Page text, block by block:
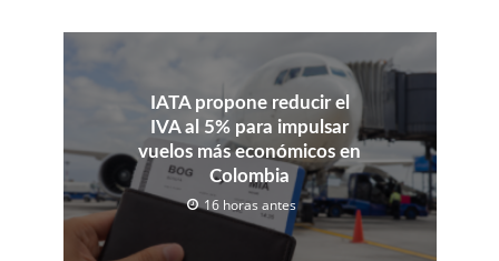
IATA propone reducir el
IVA al 5% para impulsar
vuelos más económicos en
Colombia
16 horas antes